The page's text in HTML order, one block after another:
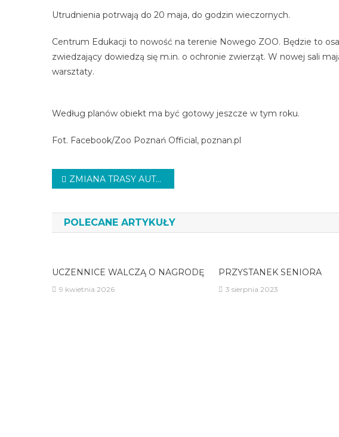
Utrudnienia potrwają do 20 maja, do godzin wieczornych.
Centrum Edukacji to nowość na terenie Nowego ZOO. Będzie to
zwiedzający dowiedzą się m.in. o ochronie zwierząt. W nowej sali
warsztaty.
Według planów obiekt ma być gotowy jeszcze w tym roku.
Fot. Facebook/Zoo Poznań Official, poznan.pl
Nawigacja
ZMIANA TRASY AUTOBUSU
POLECANE ARTYKUŁY
UCZENNICE WALCZĄ O NAGRODĘ
9 kwietnia 2026
PRZYSTANEK SENIORA
3 sierpnia 2023